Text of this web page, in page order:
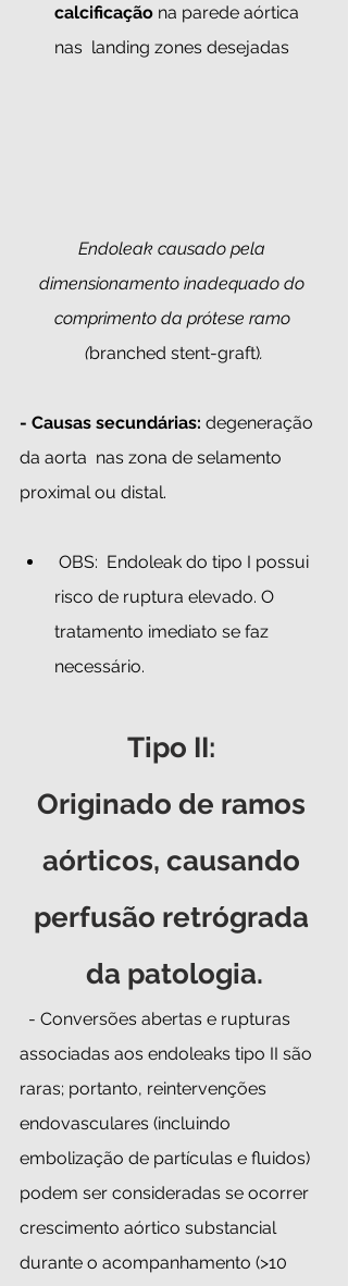
calcificação na parede aórtica
nas  landing zones desejadas
Endoleak causado pela
dimensionamento inadequado do
comprimento da prótese ramo
(branched stent-graft).
- Causas secundárias: degeneração
da aorta  nas zona de selamento
proximal ou distal.
risco de ruptura elevado. O
tratamento imediato se faz
necessário.
Tipo II:
Originado de ramos
aórticos, causando
perfusão retrógrada
da patologia.
associadas aos endoleaks tipo II são
raras; portanto, reintervenções
endovasculares (incluindo
embolização de partículas e fluidos)
podem ser consideradas se ocorrer
crescimento aórtico substancial
durante o acompanhamento (>10